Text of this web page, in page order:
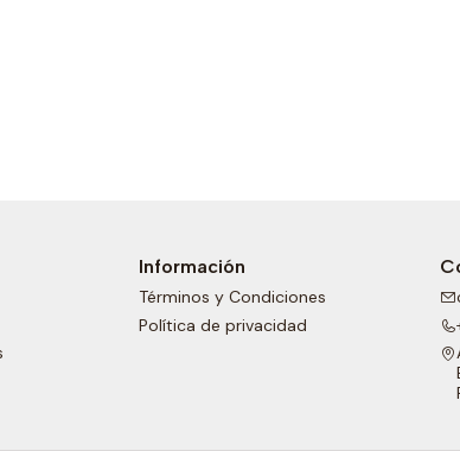
Información
Términos y Condiciones
Política de privacidad